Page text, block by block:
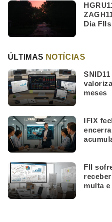
Dia
ÚLTIMAS NOTÍCIAS
meses
IFIX
FII
multa